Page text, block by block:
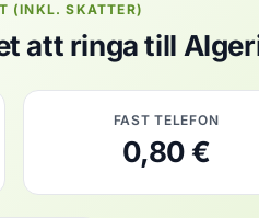
(INKL. SKATTER)
att ringa till
FAST TELEFON
0,80 €